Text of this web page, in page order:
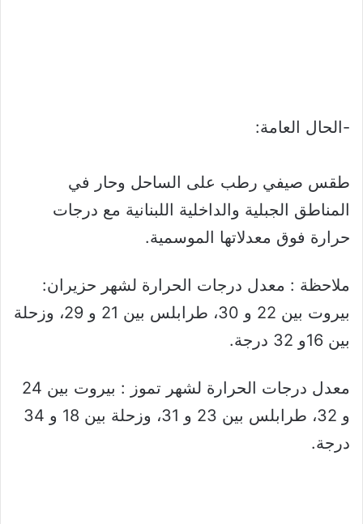
-الحال العامة:
طقس صيفي رطب على الساحل وحار في
المناطق الجبلية والداخلية اللبنانية مع درجات
حرارة فوق معدلاتها الموسمية.
ملاحظة : معدل درجات الحرارة لشهر حزيران:
بيروت بين 22 و 30، طرابلس بين 21 و 29، وزحلة
بين 16و 32 درجة.
معدل درجات الحرارة لشهر تموز : بيروت بين 24
و 32، طرابلس بين 23 و 31، وزحلة بين 18 و 34
درجة.